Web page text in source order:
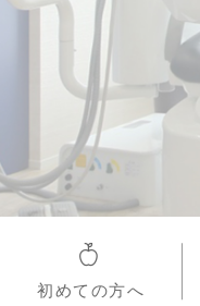
初めての方へ